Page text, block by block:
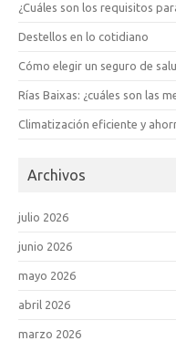
¿Cuáles son los requisitos
Destellos en lo cotidiano
Cómo elegir un seguro de
Rías Baixas: ¿cuáles son las
Climatización eficiente y
Archivos
julio 2026
junio 2026
mayo 2026
abril 2026
marzo 2026